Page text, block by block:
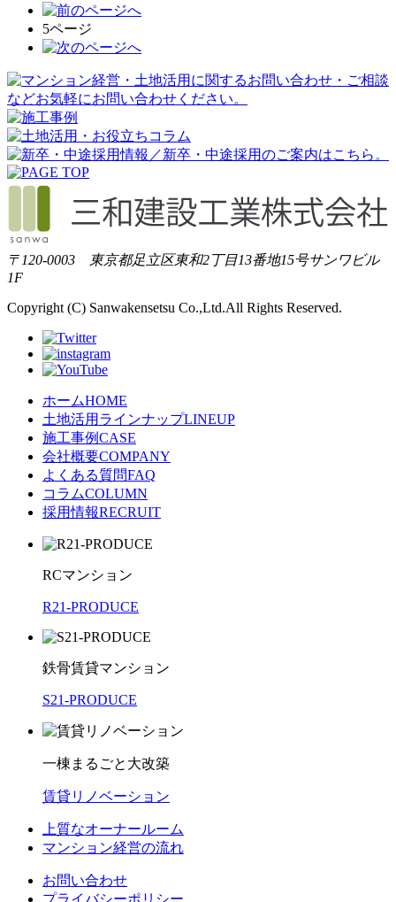
5ページ
〒120-0003 東京都足立区東和2丁目13番地15号サンワビル
1F
Copyright (C) Sanwakensetsu Co.,Ltd.All Rights Reserved.
ホームHOME
土地活用ラインナップLINEUP
施工事例CASE
会社概要COMPANY
よくある質問FAQ
コラムCOLUMN
採用情報RECRUIT
RCマンション
R21-PRODUCE
鉄骨賃貸マンション
S21-PRODUCE
一棟まるごと大改築
賃貸リノベーション
上質なオーナールーム
マンション経営の流れ
お問い合わせ
プライバシーポリシー